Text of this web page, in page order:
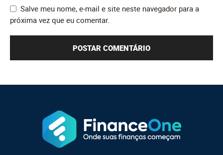
Salve meu nome, e-mail e site neste navegador para a
próxima vez que eu comentar.